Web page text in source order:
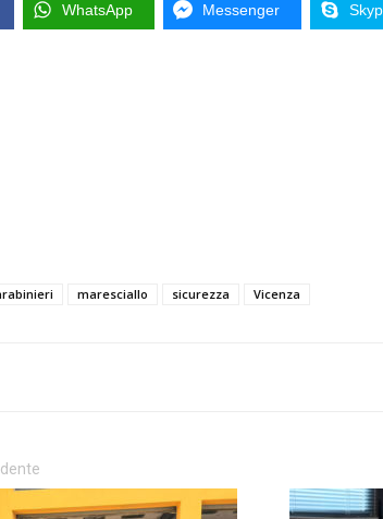
WhatsApp Messenger
maresciallo sicurezza Vicenza